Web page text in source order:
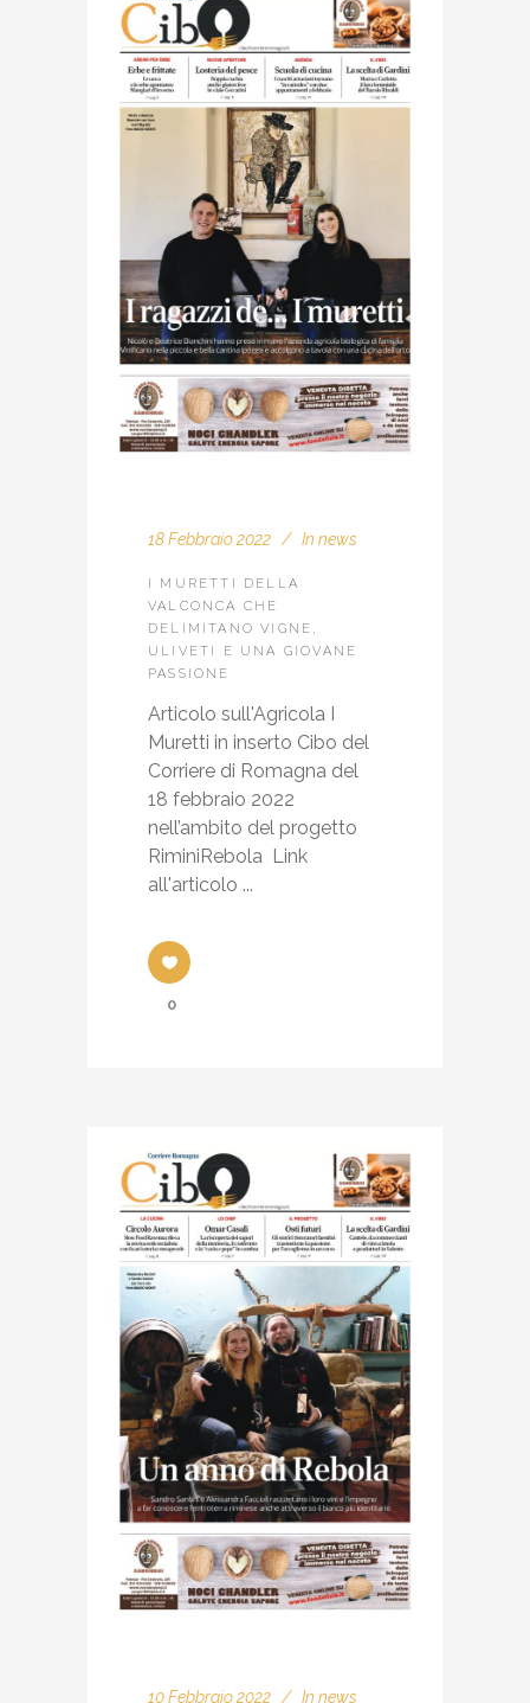
18 Febbraio 2022 In news
I MURETTI DELLA
VALCONCA CHE
DELIMITANO VIGNE,
ULIVETI E UNA GIOVANE
PASSIONE
Articolo sull'Agricola I
Muretti in inserto Cibo del
Corriere di Romagna del
18 febbraio 2022
nell’ambito del progetto
RiminiRebola Link
all'articolo ...
0
10 Febbraio 2022 In news